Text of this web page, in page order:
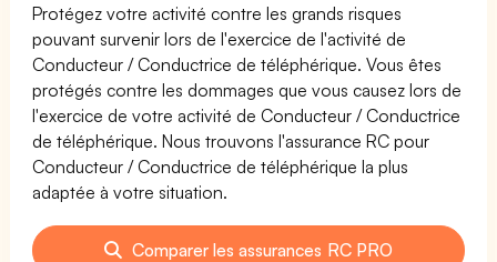
Protégez votre activité contre les grands risques
pouvant survenir lors de l'exercice de l'activité de
Conducteur / Conductrice de téléphérique. Vous êtes
protégés contre les dommages que vous causez lors de
l'exercice de votre activité de Conducteur / Conductrice
de téléphérique. Nous trouvons l'assurance RC pour
Conducteur / Conductrice de téléphérique la plus
adaptée à votre situation.
Comparer les assurances RC PRO